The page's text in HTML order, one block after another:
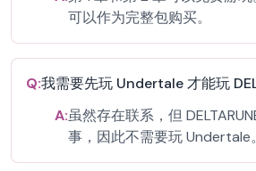
可以作为完整包购买。
Q:我需要先玩 Undertale 才能玩
A:虽然存在联系，但
事，因此不需要玩 Undertale。